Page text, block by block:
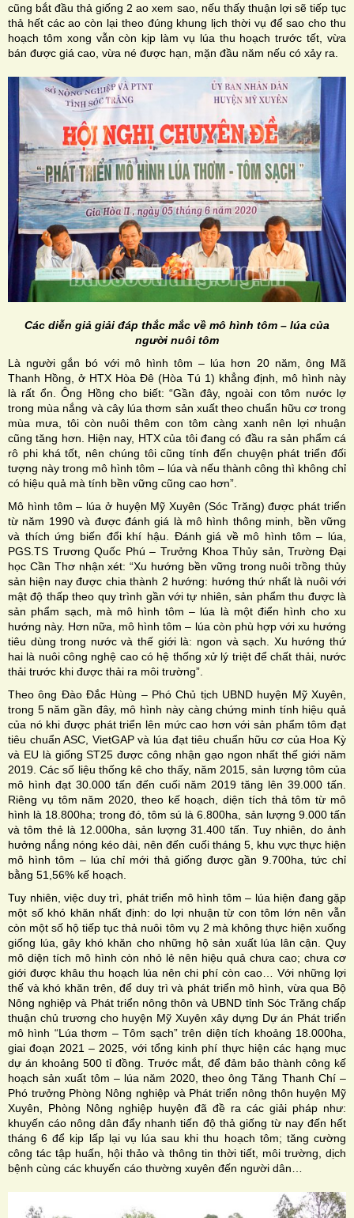
cũng bắt đầu thả giống 2 ao xem sao, nếu thấy thuận lợi sẽ tiếp tục
thả hết các ao còn lại theo đúng khung lịch thời vụ để sao cho thu
hoạch tôm xong vẫn còn kịp làm vụ lúa thu hoạch trước tết, vừa
bán được giá cao, vừa né được hạn, mặn đầu năm nếu có xảy ra.
Các diễn giả giải đáp thắc mắc về mô hình tôm – lúa của
người nuôi tôm
Là người gắn bó với mô hình tôm – lúa hơn 20 năm, ông Mã
Thanh Hồng, ở HTX Hòa Đê (Hòa Tú 1) khẳng định, mô hình này
là rất ổn. Ông Hồng cho biết: “Gần đây, ngoài con tôm nước lợ
trong mùa nắng và cây lúa thơm sản xuất theo chuẩn hữu cơ trong
mùa mưa, tôi còn nuôi thêm con tôm càng xanh nên lợi nhuận
cũng tăng hơn. Hiện nay, HTX của tôi đang có đầu ra sản phẩm cá
rô phi khá tốt, nên chúng tôi cũng tính đến chuyện phát triển đối
tượng này trong mô hình tôm – lúa và nếu thành công thì không chỉ
có hiệu quả mà tính bền vững cũng cao hơn”.
Mô hình tôm – lúa ở huyện Mỹ Xuyên (Sóc Trăng) được phát triển
từ năm 1990 và được đánh giá là mô hình thông minh, bền vững
và thích ứng biến đổi khí hậu. Đánh giá về mô hình tôm – lúa,
PGS.TS Trương Quốc Phú – Trưởng Khoa Thủy sản, Trường Đại
học Cần Thơ nhận xét: “Xu hướng bền vững trong nuôi trồng thủy
sản hiện nay được chia thành 2 hướng: hướng thứ nhất là nuôi với
mật độ thấp theo quy trình gần với tự nhiên, sản phẩm thu được là
sản phẩm sạch, mà mô hình tôm – lúa là một điển hình cho xu
hướng này. Hơn nữa, mô hình tôm – lúa còn phù hợp với xu hướng
tiêu dùng trong nước và thế giới là: ngon và sạch. Xu hướng thứ
hai là nuôi công nghệ cao có hệ thống xử lý triệt để chất thải, nước
thải trước khi được thải ra môi trường”.
Theo ông Đào Đắc Hùng – Phó Chủ tịch UBND huyện Mỹ Xuyên,
trong 5 năm gần đây, mô hình này càng chứng minh tính hiệu quả
của nó khi được phát triển lên mức cao hơn với sản phẩm tôm đạt
tiêu chuẩn ASC, VietGAP và lúa đạt tiêu chuẩn hữu cơ của Hoa Kỳ
và EU là giống ST25 được công nhận gạo ngon nhất thế giới năm
2019. Các số liệu thống kê cho thấy, năm 2015, sản lượng tôm của
mô hình đạt 30.000 tấn đến cuối năm 2019 tăng lên 39.000 tấn.
Riêng vụ tôm năm 2020, theo kế hoạch, diện tích thả tôm từ mô
hình là 18.800ha; trong đó, tôm sú là 6.800ha, sản lượng 9.000 tấn
và tôm thẻ là 12.000ha, sản lượng 31.400 tấn. Tuy nhiên, do ảnh
hưởng nắng nóng kéo dài, nên đến cuối tháng 5, khu vực thực hiện
mô hình tôm – lúa chỉ mới thả giống được gần 9.700ha, tức chỉ
bằng 51,56% kế hoạch.
Tuy nhiên, việc duy trì, phát triển mô hình tôm – lúa hiện đang gặp
một số khó khăn nhất định: do lợi nhuận từ con tôm lớn nên vẫn
còn một số hộ tiếp tục thả nuôi tôm vụ 2 mà không thực hiện xuống
giống lúa, gây khó khăn cho những hộ sản xuất lúa lân cận. Quy
mô diện tích mô hình còn nhỏ lẻ nên hiệu quả chưa cao; chưa cơ
giới được khâu thu hoạch lúa nên chi phí còn cao… Với những lợi
thế và khó khăn trên, để duy trì và phát triển mô hình, vừa qua Bộ
Nông nghiệp và Phát triển nông thôn và UBND tỉnh Sóc Trăng chấp
thuận chủ trương cho huyện Mỹ Xuyên xây dựng Dự án Phát triển
mô hình “Lúa thơm – Tôm sạch” trên diện tích khoảng 18.000ha,
giai đoạn 2021 – 2025, với tổng kinh phí thực hiện các hạng mục
dự án khoảng 500 tỉ đồng. Trước mắt, để đảm bảo thành công kế
hoạch sản xuất tôm – lúa năm 2020, theo ông Tăng Thanh Chí –
Phó trưởng Phòng Nông nghiệp và Phát triển nông thôn huyện Mỹ
Xuyên, Phòng Nông nghiệp huyện đã đề ra các giải pháp như:
khuyến cáo nông dân đẩy nhanh tiến độ thả giống từ nay đến hết
tháng 6 để kịp lấp lại vụ lúa sau khi thu hoạch tôm; tăng cường
công tác tập huấn, hội thảo và thông tin thời tiết, môi trường, dịch
bệnh cùng các khuyến cáo thường xuyên đến người dân…